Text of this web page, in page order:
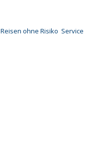
Reisen ohne Risiko Service